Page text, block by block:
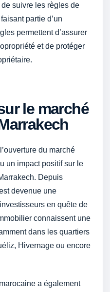
de suivre les règles de
partie d’un
permettent d’assurer
et de protéger
le marché
du marché
un impact positif sur le
Depuis
devenue une
en quête de
connaissent une
dans les quartiers
Hivernage ou encore
a également